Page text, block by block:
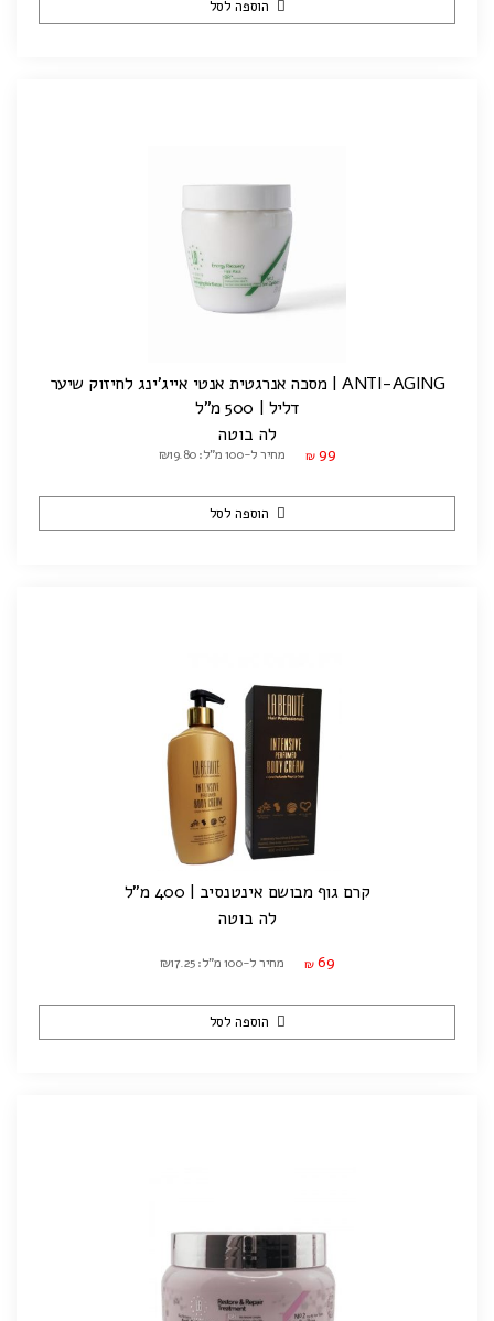
הוספה לסל
ANTI-AGING | מסכה אנרגטית אנטי אייג'ינג לחיזוק שיער
דליל | 500 מ"ל
לה בוטה
₪ 99 מחיר ל-100 מ"ל: ₪19.80
הוספה לסל
קרם גוף מבושם אינטנסיב | 400 מ"ל
לה בוטה
₪ 69 מחיר ל-100 מ"ל: ₪17.25
הוספה לסל